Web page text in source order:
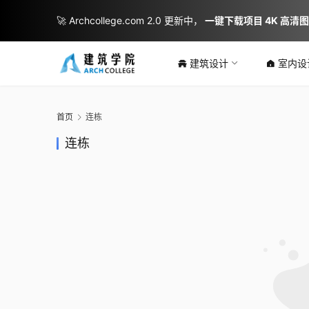
建筑设计 室内设
首页 连栋
连栋
🚀 Archcollege.com 2.0 更新中， 一键下载项目 4K 高清